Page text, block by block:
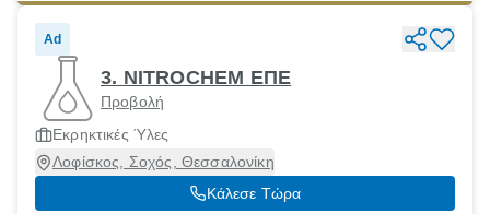
Ad
3. NITROCHEM ΕΠΕ
Προβολή
Εκρηκτικές Ύλες
Λοφίσκος, Σοχός, Θεσσαλονίκη
Κάλεσε Τώρα